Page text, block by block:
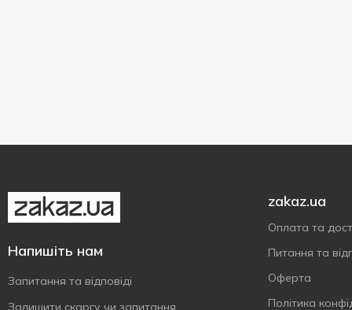
Напишіть нам
Запитання та відповіді
Залишити скаргу чи запитання
zakaz.ua
Оплата та
Питання та
Оферта
Політика